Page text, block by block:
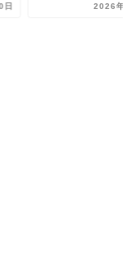
日 2026年7